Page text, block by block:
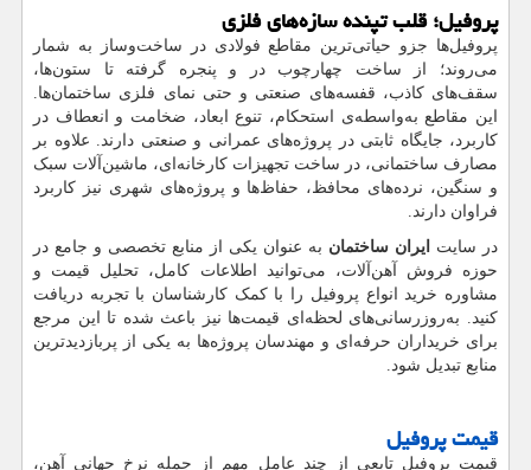
پروفیل؛ قلب تپنده‌ سازه‌های فلزی
پروفیل‌ها جزو حیاتی‌ترین مقاطع فولادی در ساخت‌وساز به شمار
می‌روند؛ از ساخت چهارچوب در و پنجره گرفته تا ستون‌ها،
سقف‌های کاذب، قفسه‌های صنعتی و حتی نمای فلزی ساختمان‌ها.
این مقاطع به‌واسطه‌ی استحکام، تنوع ابعاد، ضخامت و انعطاف در
کاربرد، جایگاه ثابتی در پروژه‌های عمرانی و صنعتی دارند. علاوه بر
مصارف ساختمانی، در ساخت تجهیزات کارخانه‌ای، ماشین‌آلات سبک
و سنگین، نرده‌های محافظ، حفاظ‌ها و پروژه‌های شهری نیز کاربرد
فراوان دارند.
در سایت
ایران ساختمان به عنوان یکی از منابع تخصصی و جامع در
حوزه فروش آهن‌آلات، می‌توانید اطلاعات کامل، تحلیل قیمت و
مشاوره خرید انواع پروفیل را با کمک کارشناسان با تجربه دریافت
کنید. به‌روزرسانی‌های لحظه‌ای قیمت‌ها نیز باعث شده تا این مرجع
برای خریداران حرفه‌ای و مهندسان پروژه‌ها به یکی از پربازدیدترین
منابع تبدیل شود.
قیمت پروفیل
قیمت پروفیل تابعی از چند عامل مهم از جمله نرخ جهانی آهن،